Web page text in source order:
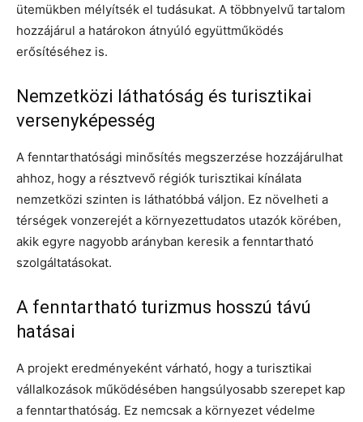
ütemükben mélyítsék el tudásukat. A többnyelvű tartalom
hozzájárul a határokon átnyúló együttműködés
erősítéséhez is.
Nemzetközi láthatóság és turisztikai
versenyképesség
A fenntarthatósági minősítés megszerzése hozzájárulhat
ahhoz, hogy a résztvevő régiók turisztikai kínálata
nemzetközi szinten is láthatóbbá váljon. Ez növelheti a
térségek vonzerejét a környezettudatos utazók körében,
akik egyre nagyobb arányban keresik a fenntartható
szolgáltatásokat.
A fenntartható turizmus hosszú távú
hatásai
A projekt eredményeként várható, hogy a turisztikai
vállalkozások működésében hangsúlyosabb szerepet kap
a fenntarthatóság. Ez nemcsak a környezet védelme